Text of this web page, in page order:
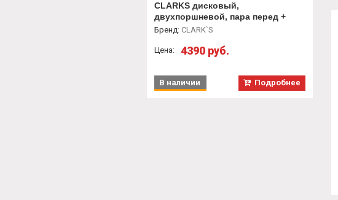
CLARKS дисковый,
двухпоршневой, пара перед +
задний CXR-01 диски перед 160
Бренд: CLARK`S
Цена: 4390 руб.
Подробнее
В наличии